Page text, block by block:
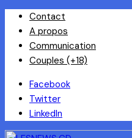
Skip
content
Contact
A propos
Communication
Couples (+18)
Facebook
Twitter
LinkedIn